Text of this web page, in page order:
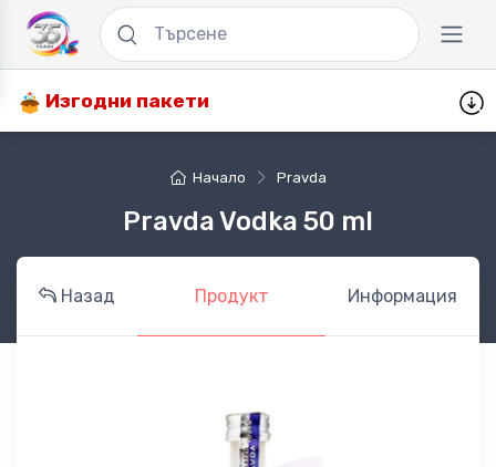
Изгодни пакети
Начало Pravda
Pravda Vodka 50 ml
Назад Продукт Информация